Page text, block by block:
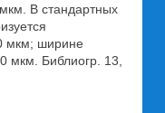
В стандартных
мкм; ширине
мкм. Библиогр. 13,